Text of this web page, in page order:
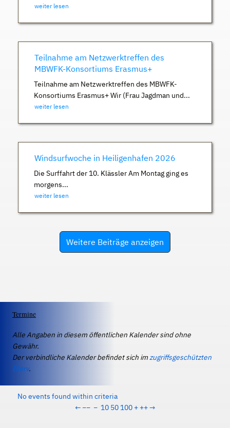
weiter lesen
Teilnahme am Netzwerktreffen des
MBWFK-Konsortiums Erasmus+
Teilnahme am Netzwerktreffen des MBWFK-
Konsortiums Erasmus+ Wir (Frau Jagdman und...
weiter lesen
Windsurfwoche in Heiligenhafen 2026
Die Surffahrt der 10. Klässler Am Montag ging es
morgens...
weiter lesen
Weitere Beiträge anzeigen
Termine
Alle Angaben in diesem öffentlichen Kalender sind ohne
Gewähr.
Der verbindliche Kalender befindet sich imzugriffsgeschützten
IServ.
No events found within criteria
← −− − 10 50 100 + ++→